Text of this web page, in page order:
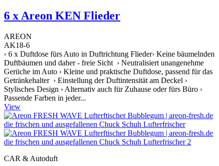
6 x Areon KEN Flieder
AREON
AK18-6
› 6 x Duftdose fürs Auto in Duftrichtung Flieder› Keine bäumelnden
Duftbäumen und daher - freie Sicht › Neutralisiert unangenehme
Gerüche im Auto › Kleine und praktische Duftdose, passend für das
Getränkehalter › Einstellung der Duftintensität am Deckel ›
Stylisches Design › Alternativ auch für Zuhause oder fürs Büro ›
Passende Farben in jeder...
View
CAR & Autoduft